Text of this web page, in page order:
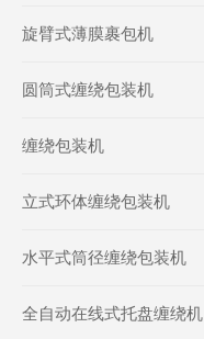
旋臂式薄膜裹包机
圆筒式缠绕包装机
缠绕包装机
立式环体缠绕包装机
水平式筒径缠绕包装机
全自动在线式托盘缠绕机